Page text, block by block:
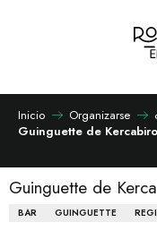
Inicio Organizarse
Guinguette de
Guinguette de
BAR GUINGUETTE